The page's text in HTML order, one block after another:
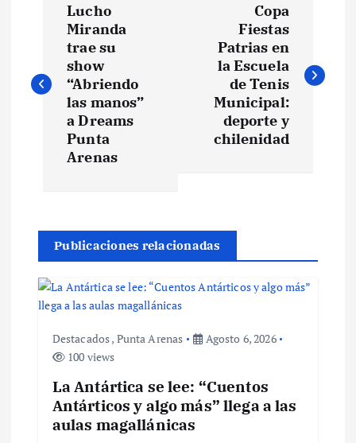
v
c
ó
Lucho
Miranda
trae su
show
“Abriendo
las manos”
a Dreams
Punta
Arenas
Copa
Fiestas
Patrias en
la Escuela
de Tenis
Municipal:
deporte y
chilenidad
Publicaciones relacionadas
Destacados, Punta Arenas
Agosto 6, 2026
100 views
La Antártica se lee: “Cuentos
Antárticos y algo más” llega a las
aulas magallánicas